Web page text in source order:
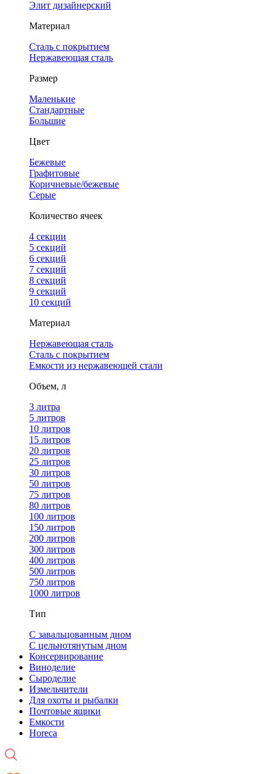
Элит дизайнерский
Материал
Сталь с покрытием
Нержавеющая сталь
Размер
Маленькие
Стандартные
Большие
Цвет
Бежевые
Графитовые
Коричневые/бежевые
Серые
Количество ячеек
4 cекции
5 секций
6 секций
7 секций
8 секций
9 секций
10 секций
Материал
Нержавеющая сталь
Сталь с покрытием
Емкости из нержавеющей стали
Объем, л
3 литра
5 литров
10 литров
15 литров
20 литров
25 литров
30 литров
50 литров
75 литров
80 литров
100 литров
150 литров
200 литров
300 литров
400 литров
500 литров
750 литров
1000 литров
Тип
С завальцованным дном
С цельнотянутым дном
Консервирование
Виноделие
Сыроделие
Измельчители
Для охоты и рыбалки
Почтовые ящики
Емкости
Horeca